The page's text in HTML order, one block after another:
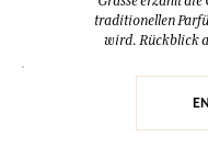
traditionellen
wird. Rückblick